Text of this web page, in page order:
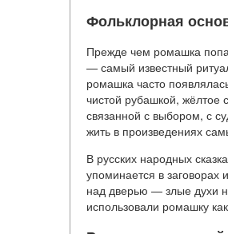
Фольклорная
Прежде чем ромашка
— самый известный
ромашка часто
чистой рубашкой,
связанной с выбором, с
жить в произведениях
В русских народных
упоминается в
над дверью — злые духи
использовали ромашку